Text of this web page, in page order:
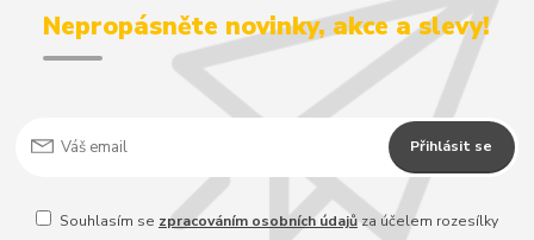
Nepropásněte novinky, akce a slevy!
Přihlásit se
Souhlasím se zpracováním osobních údajůza účelem rozesílky